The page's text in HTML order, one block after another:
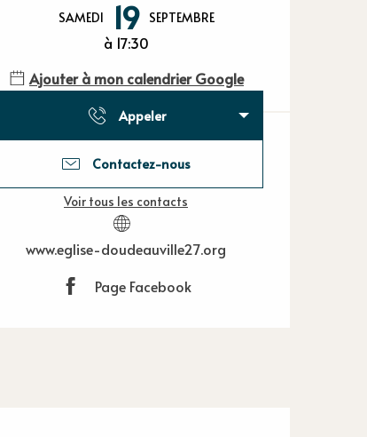
Ouverture
SAMEDI 19 SEPTEMBRE
à 17:30
Ajouter à mon calendrier Google
Appeler
Contactez-nous
Voir tous les contacts
www.eglise-doudeauville27.org
Page Facebook